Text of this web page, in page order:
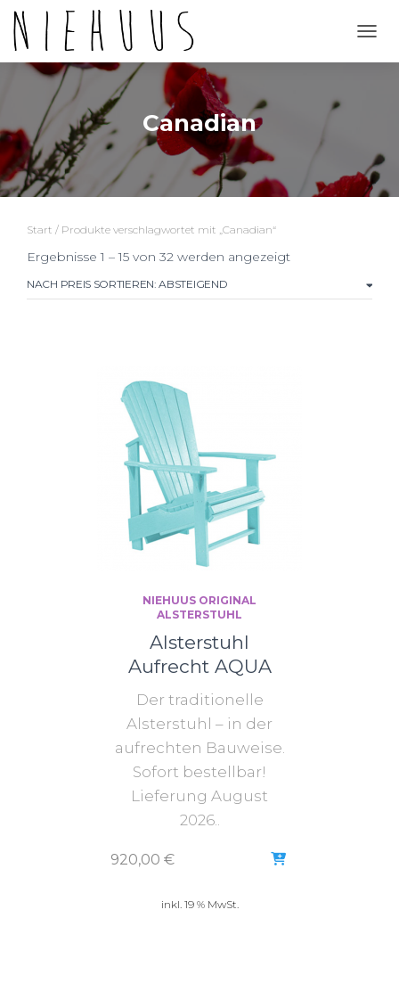
Canadian
Start / Produkte verschlagwortet mit „Canadian“
Ergebnisse 1 – 15 von 32 werden angezeigt
sortiert:
NIEHUUS ORIGINAL
ALSTERSTUHL
Alsterstuhl
Aufrecht AQUA
Der traditionelle
Alsterstuhl – in der
aufrechten Bauweise.
Sofort bestellbar!
Lieferung August
2026..
920,00 €
inkl. 19 % MwSt.